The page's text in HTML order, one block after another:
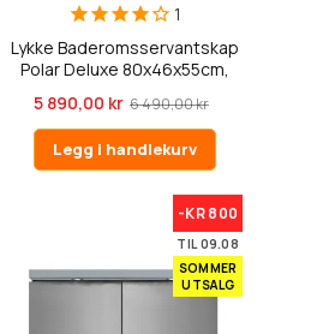
1
Lykke Baderomsservantskap
Polar Deluxe 80x46x55cm,
5 890,00 kr 6 490,00 kr
Legg i handlekurv
-KR 800
TIL 09.08
SOMMER
UTSALG